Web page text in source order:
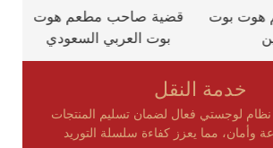
قضية صاحب مطعم هوت
بوت العربي السعودي
هوت بوت
خدمة النقل
نظام لوجستي فعال لضمان تسليم المنتجات